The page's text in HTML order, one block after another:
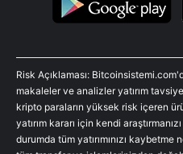
Risk Açıklaması:
makaleler ve analizler yatırım
kripto paraların yüksek risk içeren
yatırım kararı için kendi
durumda tüm yatırımınızı